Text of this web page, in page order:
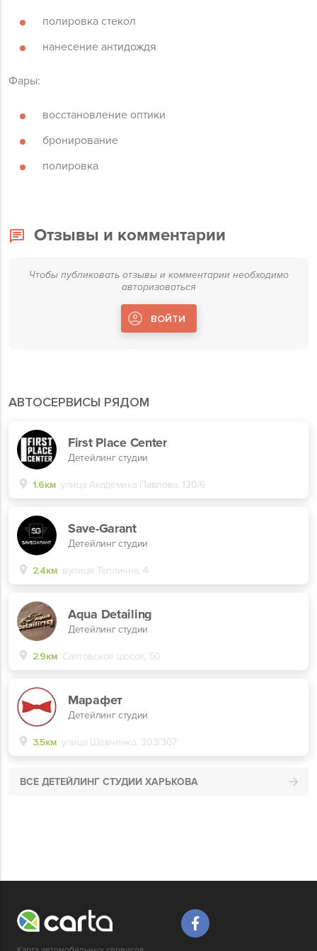
полировка стекол
нанесение антидождя
Фары:
восстановление оптики
бронирование
полировка
АВТОСЕРВИСЫ РЯДОМ
First Place Center
Детейлинг студии
1.6км улица Академика Павлова, 120/6
Save-Garant
Детейлинг студии
2.4км вулиця Теплична, 4
Aqua Detailing
Детейлинг студии
2.9км Салтовское шоссе, 50
Марафет
Детейлинг студии
3.5км улица Шевченко, 303/307
ВСЕ ДЕТЕЙЛИНГ СТУДИИ ХАРЬКОВА
Отзывы и комментарии
Чтобы публиковать отзывы и комментарии необходимо
авторизоваться
ВОЙТИ